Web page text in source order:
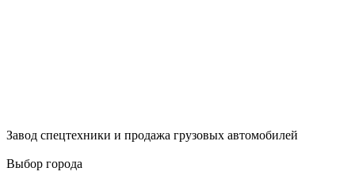
Завод спецтехники и продажа грузовых автомобилей
Выбор города